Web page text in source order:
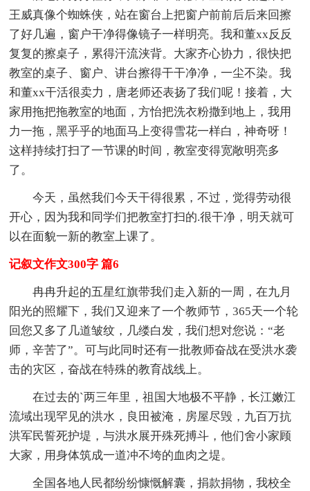
王威真像个蜘蛛侠，站在窗台上把窗户前前后后来回擦
了好几遍，窗户干净得像镜子一样明亮。我和董xx反反
复复的擦桌子，累得汗流浃背。大家齐心协力，很快把
教室的桌子、窗户、讲台擦得干干净净，一尘不染。我
和董xx干活很卖力，唐老师还表扬了我们呢！接着，大
家用拖把拖教室的地面，方怡把洗衣粉撒到地上，我用
力一拖，黑乎乎的地面马上变得雪花一样白，神奇呀！
这样持续打扫了一节课的时间，教室变得宽敞明亮多
了。
今天，虽然我们今天干得很累，不过，觉得劳动很
开心，因为我和同学们把教室打扫的.很干净，明天就可
以在面貌一新的教室上课了。
记叙文作文300字 篇6
冉冉升起的五星红旗带我们走入新的一周，在九月
阳光的照耀下，我们又迎来了一个教师节，365天一个轮
回您又多了几道皱纹，几缕白发，我们想对您说：“老
师，辛苦了”。可与此同时还有一批教师奋战在受洪水袭
击的灾区，奋战在特殊的教育战线上。
在过去的`两三年里，祖国大地极不平静，长江嫩江
流域出现罕见的洪水，良田被淹，房屋尽毁，九百万抗
洪军民誓死护堤，与洪水展开殊死搏斗，他们舍小家顾
大家，用身体筑成一道冲不垮的血肉之堤。
全国各地人民都纷纷慷慨解囊，捐款捐物，我校全